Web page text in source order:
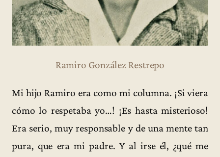
Ramiro González Restrepo
Mi hijo Ramiro era como mi columna. ¡Si viera
cómo lo respetaba yo…! ¡Es hasta misterioso!
Era serio, muy responsable y de una mente tan
pura, que era mi padre. Y al irse él, ¿qué me